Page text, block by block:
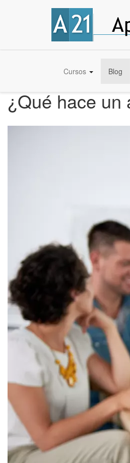
Cursos Blog
¿Qué hace un